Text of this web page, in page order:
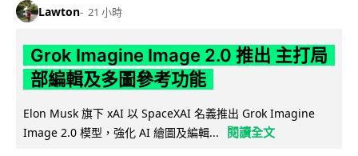
Lawton 21 小時
Grok Imagine Image 2.0 推出 主打局
部編輯及多圖參考功能
Elon Musk 旗下 xAI 以 SpaceXAI 名義推出 Grok Imagine
Image 2.0 模型，強化 AI 繪圖及編輯...
閱讀全文